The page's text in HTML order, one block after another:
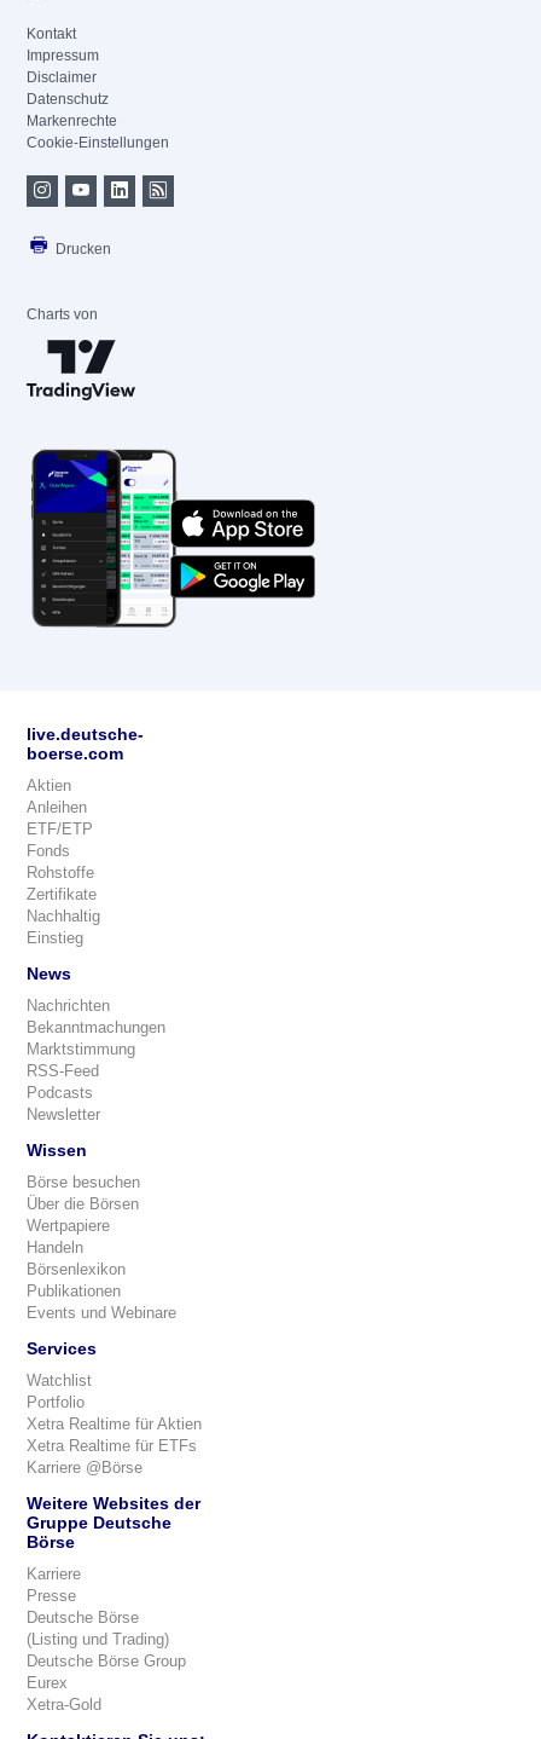
Kontakt
Impressum
Disclaimer
Datenschutz
Markenrechte
Cookie-Einstellungen
Drucken
Charts von
live.deutsche-
boerse.com
Aktien
Anleihen
ETF/ETP
Fonds
Rohstoffe
Zertifikate
Nachhaltig
Einstieg
News
Nachrichten
Bekanntmachungen
Marktstimmung
RSS-Feed
Podcasts
Newsletter
Wissen
Börse besuchen
Über die Börsen
Wertpapiere
Handeln
Börsenlexikon
Publikationen
Events und Webinare
Services
Watchlist
Portfolio
Xetra Realtime für Aktien
Xetra Realtime für ETFs
Karriere @Börse
Weitere Websites der
Gruppe Deutsche
Börse
Karriere
Presse
Deutsche Börse
(Listing und Trading)
Deutsche Börse Group
Eurex
Xetra-Gold